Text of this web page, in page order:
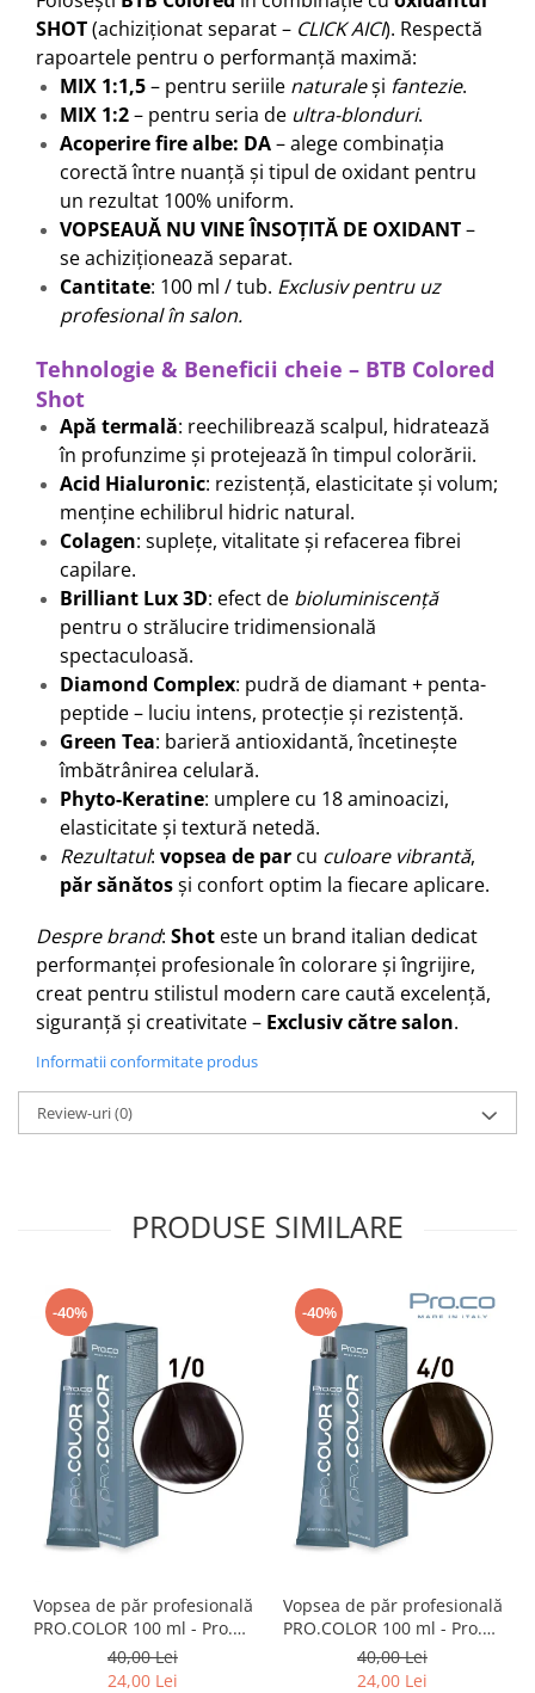
SHOT(achiziționat separat – CLICK AICI). Respectă
rapoartele pentru o performanță maximă:
MIX 1:1,5– pentru seriile naturaleși fantezie.
MIX 1:2– pentru seria de ultra-blonduri.
Acoperire fire albe: DA– alege combinația
corectă între nuanță și tipul de oxidant pentru
un rezultat 100% uniform.
VOPSEAUĂ NU VINE ÎNSOȚITĂ DE OXIDANT–
se achiziționează separat.
Cantitate: 100 ml / tub. Exclusiv pentru uz
profesional în salon.
Tehnologie & Beneficii cheie – BTB Colored
Shot
Apă termală: reechilibrează scalpul, hidratează
în profunzime și protejează în timpul colorării.
Acid Hialuronic: rezistență, elasticitate și volum;
menține echilibrul hidric natural.
Colagen: suplețe, vitalitate și refacerea fibrei
capilare.
Brilliant Lux 3D: efect de bioluminiscență
pentru o strălucire tridimensională
spectaculoasă.
Diamond Complex: pudră de diamant + penta-
peptide – luciu intens, protecție și rezistență.
Green Tea: barieră antioxidantă, încetinește
îmbătrânirea celulară.
Phyto-Keratine: umplere cu 18 aminoacizi,
elasticitate și textură netedă.
Rezultatul: vopsea de par cu culoare vibrantă,
păr sănătosși confort optim la fiecare aplicare.
Despre brand: Shot este un brand italian dedicat
performanței profesionale în colorare și îngrijire,
creat pentru stilistul modern care caută excelență,
siguranță și creativitate – Exclusiv către salon.
Informatii conformitate produs
Review-uri(0)
PRODUSE SIMILARE
-40%
Vopsea de păr profesională
PRO.COLOR 100 ml - Pro.Co
- 1/0 NEGRU
40,00 Lei
24,00 Lei
-40%
Vopsea de păr profesională
PRO.COLOR 100 ml - Pro.Co
- 4/0 CASTANIU NATURAL
40,00 Lei
24,00 Lei